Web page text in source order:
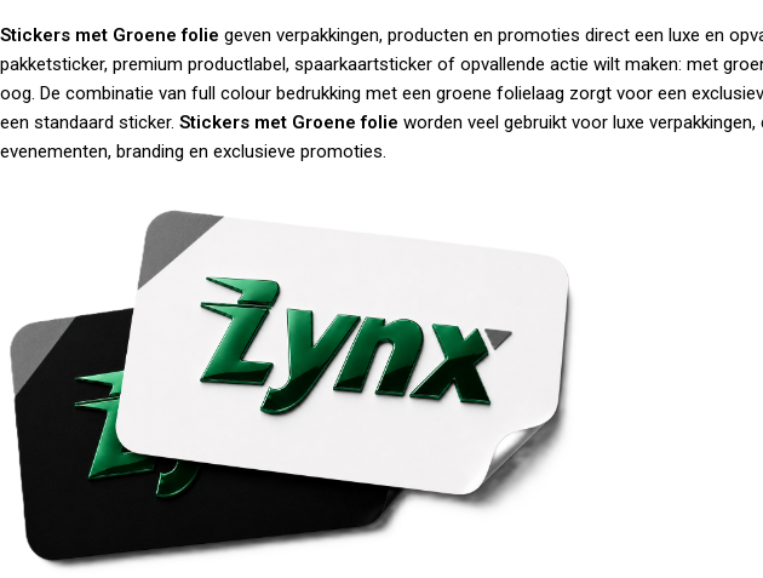
Stickers met Groene folie geven verpakkingen, producten en promoties direct een luxe en
pakketsticker, premium productlabel, spaarkaartsticker of opvallende actie wilt maken: met
oog. De combinatie van full colour bedrukking met een groene folielaag zorgt voor een
een standaard sticker. Stickers met Groene folie worden veel gebruikt voor luxe
evenementen, branding en exclusieve promoties.